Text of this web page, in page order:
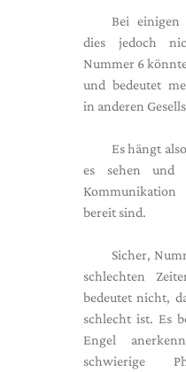
Bei
dies jedoch
Nummer 6
und bedeutet
in anderen
Es hängt
es sehen und
bereit sind.
Sicher,
schlechten
bedeutet nicht,
schlecht ist. Es
Engel
schwierige